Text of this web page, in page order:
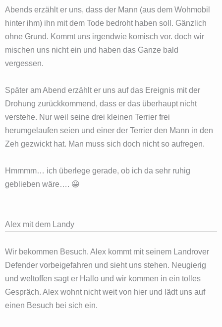
Abends erzählt er uns, dass der Mann (aus dem Wohmobil
hinter ihm) ihn mit dem Tode bedroht haben soll. Gänzlich
ohne Grund. Kommt uns irgendwie komisch vor. doch wir
mischen uns nicht ein und haben das Ganze bald
vergessen.
Später am Abend erzählt er uns auf das Ereignis mit der
Drohung zurückkommend, dass er das überhaupt nicht
verstehe. Nur weil seine drei kleinen Terrier frei
herumgelaufen seien und einer der Terrier den Mann in den
Zeh gezwickt hat. Man muss sich doch nicht so aufregen.
Hmmmm… ich überlege gerade, ob ich da sehr ruhig
geblieben wäre…. 😀
Alex mit dem Landy
Wir bekommen Besuch. Alex kommt mit seinem Landrover
Defender vorbeigefahren und sieht uns stehen. Neugierig
und weltoffen sagt er Hallo und wir kommen in ein tolles
Gespräch. Alex wohnt nicht weit von hier und lädt uns auf
einen Besuch bei sich ein.